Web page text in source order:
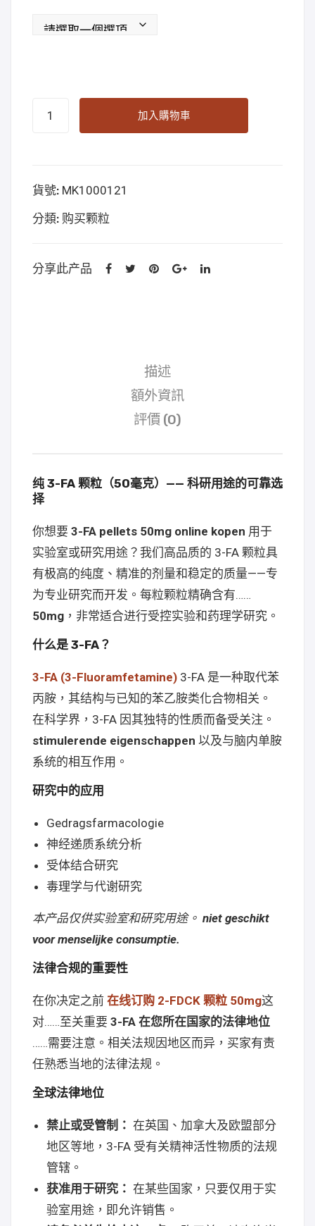
Online
Kopen
加入購物車
貨號: MK1000121
分類: 购买颗粒
分享此产品
描述
額外資訊
評價 (0)
纯 3-FA 颗粒（50毫克）—— 科研用途的可靠选
择
你想要 3-FA pellets 50mg online kopen 用于
实验室或研究用途？我们高品质的 3-FA 颗粒具
有极高的纯度、精准的剂量和稳定的质量——专
为专业研究而开发。每粒颗粒精确含有……
50mg ，非常适合进行受控实验和药理学研究。
什么是 3-FA？
3-FA (3-Fluoramfetamine) 3-FA 是一种取代苯
丙胺，其结构与已知的苯乙胺类化合物相关。
在科学界，3-FA 因其独特的性质而备受关注。
stimulerende eigenschappen 以及与脑内单胺
系统的相互作用。
研究中的应用
Gedragsfarmacologie
神经递质系统分析
受体结合研究
毒理学与代谢研究
本产品仅供实验室和研究用途。 niet geschikt
voor menselijke consumptie.
法律合规的重要性
在你决定之前 在线订购 2-FDCK 颗粒 50mg这
对……至关重要 3-FA 在您所在国家的法律地位
……需要注意。相关法规因地区而异，买家有责
任熟悉当地的法律法规。
全球法律地位
禁止或受管制： 在英国、加拿大及欧盟部分
地区等地，3-FA 受有关精神活性物质的法规
管辖。
获准用于研究： 在某些国家，只要仅用于实
验室用途，即允许销售。